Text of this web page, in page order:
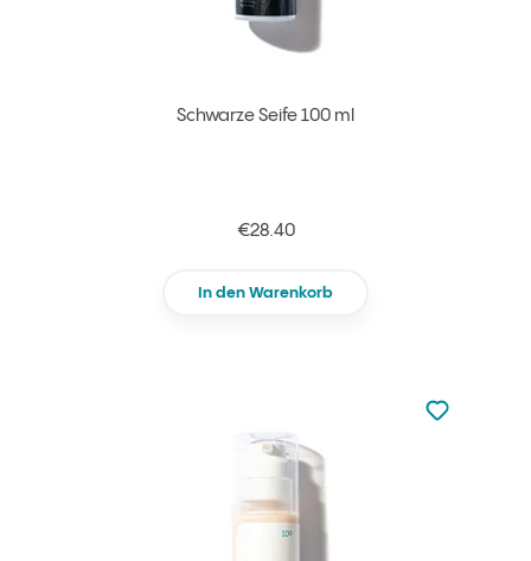
Schwarze Seife 100 ml
€28.40
In den Warenkorb
zu den
zu Ihren